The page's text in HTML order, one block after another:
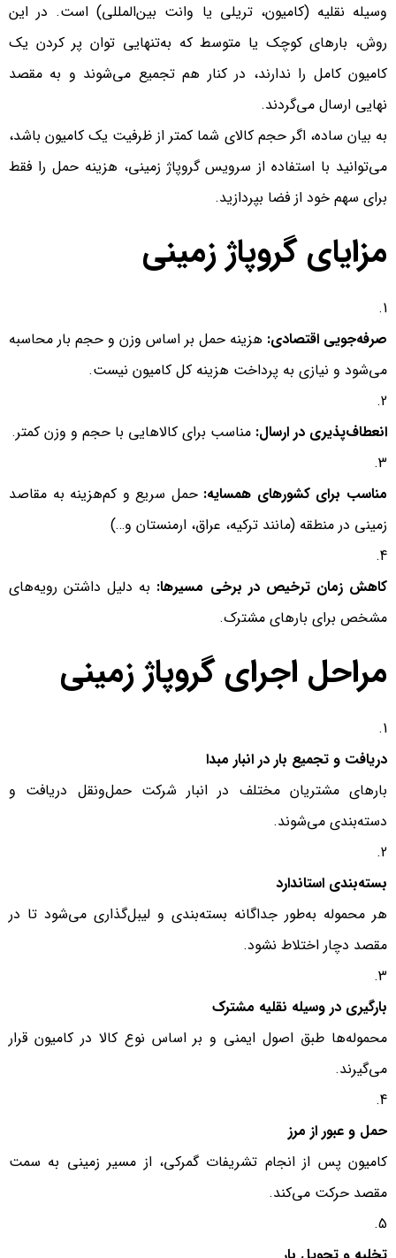
وسیله نقلیه (کامیون، تریلی یا وانت بین‌المللی) است. در این
روش، بارهای کوچک یا متوسط که به‌تنهایی توان پر کردن یک
کامیون کامل را ندارند، در کنار هم تجمیع می‌شوند و به مقصد
نهایی ارسال می‌گردند.
به بیان ساده، اگر حجم کالای شما کمتر از ظرفیت یک کامیون باشد،
می‌توانید با استفاده از سرویس گروپاژ زمینی، هزینه حمل را فقط
برای سهم خود از فضا بپردازید.
مزایای گروپاژ زمینی
صرفه‌جویی اقتصادی: هزینه حمل بر اساس وزن و حجم بار محاسبه
می‌شود و نیازی به پرداخت هزینه کل کامیون نیست.
انعطاف‌پذیری در ارسال: مناسب برای کالاهایی با حجم و وزن کمتر.
مناسب برای کشورهای همسایه: حمل سریع و کم‌هزینه به مقاصد
زمینی در منطقه (مانند ترکیه، عراق، ارمنستان و…)
کاهش زمان ترخیص در برخی مسیرها: به دلیل داشتن رویه‌های
مشخص برای بارهای مشترک.
مراحل اجرای گروپاژ زمینی
دریافت و تجمیع بار در انبار مبدا
بارهای مشتریان مختلف در انبار شرکت حمل‌ونقل دریافت و
دسته‌بندی می‌شوند.
بسته‌بندی استاندارد
هر محموله به‌طور جداگانه بسته‌بندی و لیبل‌گذاری می‌شود تا در
مقصد دچار اختلاط نشود.
بارگیری در وسیله نقلیه مشترک
محموله‌ها طبق اصول ایمنی و بر اساس نوع کالا در کامیون قرار
می‌گیرند.
حمل و عبور از مرز
کامیون پس از انجام تشریفات گمرکی، از مسیر زمینی به سمت
مقصد حرکت می‌کند.